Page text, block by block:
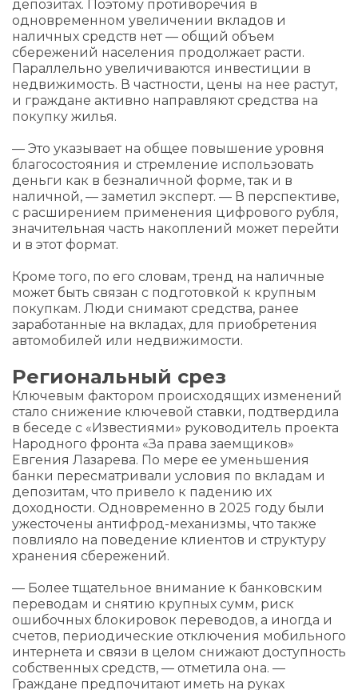
депозитах. Поэтому противоречия в
одновременном увеличении вкладов и
наличных средств нет — общий объем
сбережений населения продолжает расти.
Параллельно увеличиваются инвестиции в
недвижимость. В частности, цены на нее растут,
и граждане активно направляют средства на
покупку жилья.
— Это указывает на общее повышение уровня
благосостояния и стремление использовать
деньги как в безналичной форме, так и в
наличной, — заметил эксперт. — В перспективе,
с расширением применения цифрового рубля,
значительная часть накоплений может перейти
и в этот формат.
Кроме того, по его словам, тренд на наличные
может быть связан с подготовкой к крупным
покупкам. Люди снимают средства, ранее
заработанные на вкладах, для приобретения
автомобилей или недвижимости.
Региональный срез
Ключевым фактором происходящих изменений
стало снижение ключевой ставки, подтвердила
в беседе с «Известиями» руководитель проекта
Народного фронта «За права заемщиков»
Евгения Лазарева. По мере ее уменьшения
банки пересматривали условия по вкладам и
депозитам, что привело к падению их
доходности. Одновременно в 2025 году были
ужесточены антифрод-механизмы, что также
повлияло на поведение клиентов и структуру
хранения сбережений.
— Более тщательное внимание к банковским
переводам и снятию крупных сумм, риск
ошибочных блокировок переводов, а иногда и
счетов, периодические отключения мобильного
интернета и связи в целом снижают доступность
собственных средств, — отметила она. —
Граждане предпочитают иметь на руках